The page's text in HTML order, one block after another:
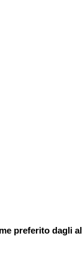
preferito